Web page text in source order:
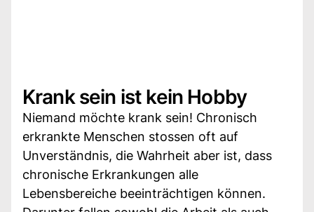
Krank sein ist kein Hobby
Niemand möchte krank sein! Chronisch
erkrankte Menschen stossen oft auf
Unverständnis, die Wahrheit aber ist, dass
chronische Erkrankungen alle
Lebensbereiche beeinträchtigen können.